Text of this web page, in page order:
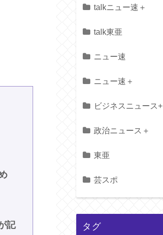
記
talkニュー速＋
talk東亜
ニュー速
ニュー速＋
ビジネスニュース+
政治ニュース＋
東亜
芸スポ
タグ